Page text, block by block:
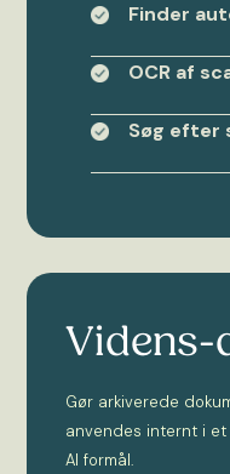
Finder
OCR af
Søg efter
Videns-
Gør arkiverede
anvendes internt i
AI formål.